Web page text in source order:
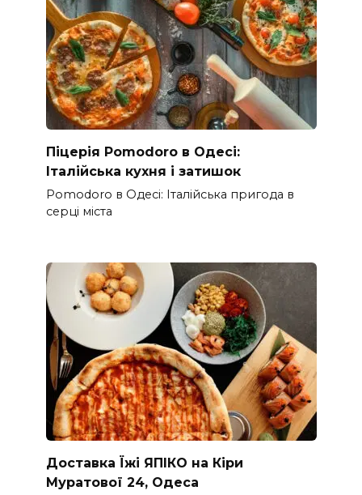
Піцерія Pomodoro в Одесі:
Італійська кухня і затишок
Pomodoro в Одесі: Італійська пригода в
серці міста
Доставка Їжі ЯПІКО на Кіри
Муратової 24, Одеса